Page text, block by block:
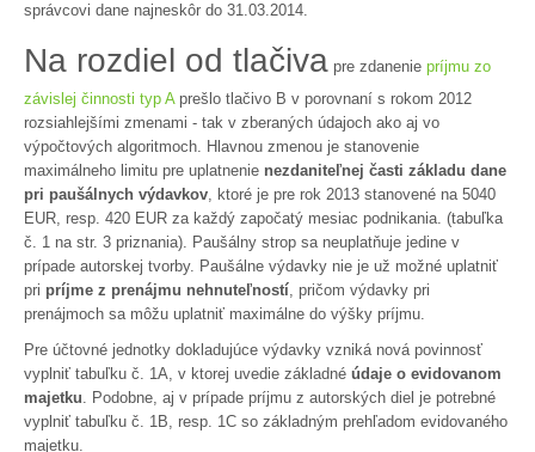
správcovi dane najneskôr do 31.03.2014.
Na rozdiel od tlačiva pre zdanenie príjmu zo
závislej činnosti typ Aprešlo tlačivo B v porovnaní s rokom 2012
rozsiahlejšími zmenami - tak v zberaných údajoch ako aj vo
výpočtových algoritmoch. Hlavnou zmenou je stanovenie
maximálneho limitu pre uplatnenie nezdaniteľnej časti základu dane
pri paušálnych výdavkov, ktoré je pre rok 2013 stanovené na 5040
EUR, resp. 420 EUR za každý započatý mesiac podnikania. (tabuľka
č. 1 na str. 3 priznania). Paušálny strop sa neuplatňuje jedine v
prípade autorskej tvorby. Paušálne výdavky nie je už možné uplatniť
pri príjme z prenájmu nehnuteľností, pričom výdavky pri
prenájmoch sa môžu uplatniť maximálne do výšky príjmu.
Pre účtovné jednotky dokladujúce výdavky vzniká nová povinnosť
vyplniť tabuľku č. 1A, v ktorej uvedie základné údaje o evidovanom
majetku. Podobne, aj v prípade príjmu z autorských diel je potrebné
vyplniť tabuľku č. 1B, resp. 1C so základným prehľadom evidovaného
majetku.